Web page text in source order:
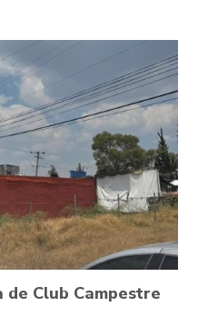
Club Campestre